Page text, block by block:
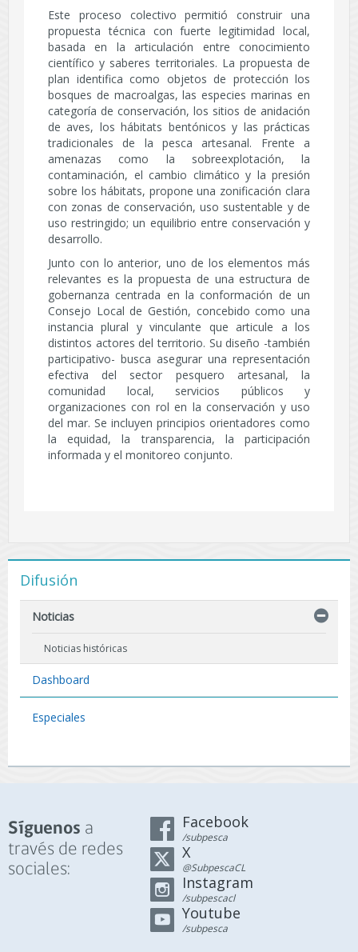
Este proceso colectivo permitió construir una
propuesta técnica con fuerte legitimidad local,
basada en la articulación entre conocimiento
científico y saberes territoriales. La propuesta de
plan identifica como objetos de protección los
bosques de macroalgas, las especies marinas en
categoría de conservación, los sitios de anidación
de aves, los hábitats bentónicos y las prácticas
tradicionales de la pesca artesanal. Frente a
amenazas como la sobreexplotación, la
contaminación, el cambio climático y la presión
sobre los hábitats, propone una zonificación clara
con zonas de conservación, uso sustentable y de
uso restringido; un equilibrio entre conservación y
desarrollo.
Junto con lo anterior, uno de los elementos más
relevantes es la propuesta de una estructura de
gobernanza centrada en la conformación de un
Consejo Local de Gestión, concebido como una
instancia plural y vinculante que articule a los
distintos actores del territorio. Su diseño -también
participativo- busca asegurar una representación
efectiva del sector pesquero artesanal, la
comunidad local, servicios públicos y
organizaciones con rol en la conservación y uso
del mar. Se incluyen principios orientadores como
la equidad, la transparencia, la participación
informada y el monitoreo conjunto.
Difusión
Noticias
Noticias históricas
Dashboard
Especiales
Síguenos a
través de redes
sociales:
Facebook
/subpesca
X
@SubpescaCL
Instagram
/subpescacl
Youtube
/subpesca